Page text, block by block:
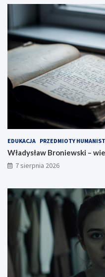
EDUKACJA PRZEDMIOTY
Władysław Broniewski –
7 sierpnia 2026